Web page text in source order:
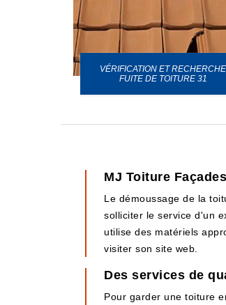
VÉRIFICATION ET RECHERCHE
FUITE DE TOITURE 31
MJ Toiture
Le démoussage de la
solliciter le service d'un
utilise des matériels
visiter son site web.
Des services de
Pour garder une toiture